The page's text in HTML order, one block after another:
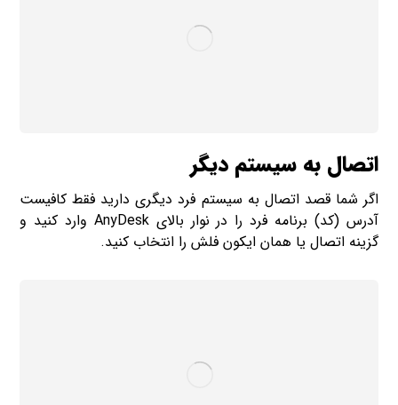
اتصال به سیستم دیگر
اگر شما قصد اتصال به سیستم فرد دیگری دارید فقط کافیست
آدرس (کد) برنامه فرد را در نوار بالای AnyDesk وارد کنید و
گزینه اتصال یا همان ایکون فلش را انتخاب کنید.